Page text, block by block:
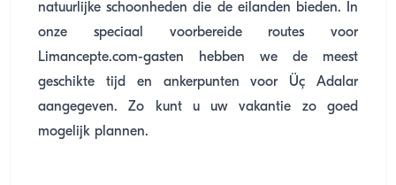
natuurlijke schoonheden die de eilanden bieden. In
onze speciaal voorbereide routes voor
Limancepte.com-gasten hebben we de meest
geschikte tijd en ankerpunten voor Üç Adalar
aangegeven. Zo kunt u uw vakantie zo goed
mogelijk plannen.